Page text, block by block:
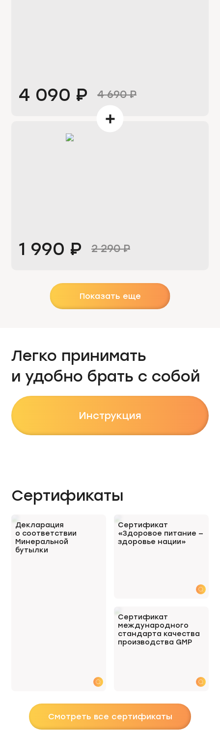
4 090 ₽ 4 690 ₽
1 990 ₽ 2 290 ₽
Показать еще
Легко принимать
и удобно брать с собой
Инструкция
Сертификаты
Декларация
о соответствии
Минеральной
бутылки
Сертификат
«Здоровое питание —
здоровье нации»
Сертификат
международного
стандарта качества
производства GMP
Смотреть все сертификаты